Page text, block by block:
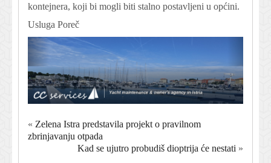
kontejnera, koji bi mogli biti stalno postavljeni u općini.
Usluga Poreč
« Zelena Istra predstavila projekt o pravilnom
zbrinjavanju otpada
Kad se ujutro probudiš dioptrija će nestati »